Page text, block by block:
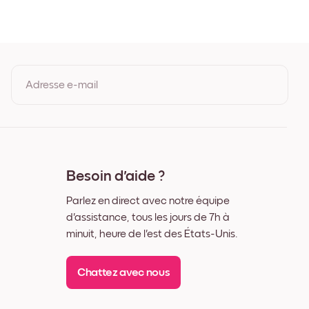
Adresse e-mail
Besoin d'aide ?
Parlez en direct avec notre équipe
d'assistance, tous les jours de 7h à
minuit, heure de l'est des États-Unis.
Chattez avec nous